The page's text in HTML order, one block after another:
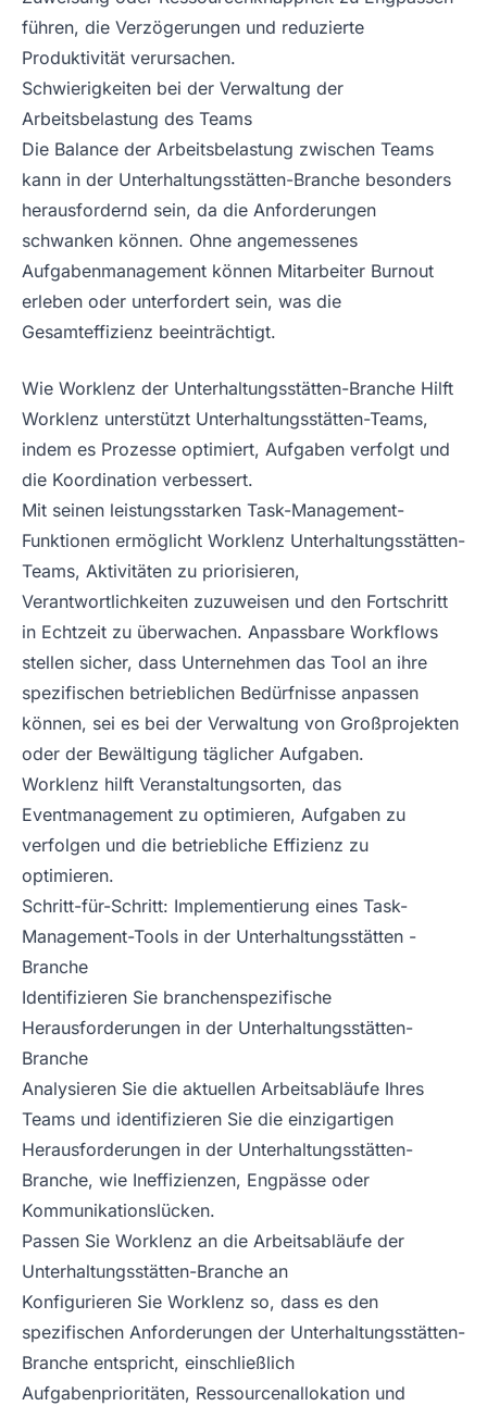
führen, die Verzögerungen und reduzierte
Produktivität verursachen.
Schwierigkeiten bei der Verwaltung der
Arbeitsbelastung des Teams
Die Balance der Arbeitsbelastung zwischen Teams
kann in der Unterhaltungsstätten-Branche besonders
herausfordernd sein, da die Anforderungen
schwanken können. Ohne angemessenes
Aufgabenmanagement können Mitarbeiter Burnout
erleben oder unterfordert sein, was die
Gesamteffizienz beeinträchtigt.
Wie Worklenz der Unterhaltungsstätten-Branche Hilft
Worklenz unterstützt Unterhaltungsstätten-Teams,
indem es Prozesse optimiert, Aufgaben verfolgt und
die Koordination verbessert.
Mit seinen leistungsstarken Task-Management-
Funktionen ermöglicht Worklenz Unterhaltungsstätten-
Teams, Aktivitäten zu priorisieren,
Verantwortlichkeiten zuzuweisen und den Fortschritt
in Echtzeit zu überwachen. Anpassbare Workflows
stellen sicher, dass Unternehmen das Tool an ihre
spezifischen betrieblichen Bedürfnisse anpassen
können, sei es bei der Verwaltung von Großprojekten
oder der Bewältigung täglicher Aufgaben.
Worklenz hilft Veranstaltungsorten, das
Eventmanagement zu optimieren, Aufgaben zu
verfolgen und die betriebliche Effizienz zu
optimieren.
Schritt-für-Schritt: Implementierung eines Task-
Management-Tools in der Unterhaltungsstätten -
Branche
Identifizieren Sie branchenspezifische
Herausforderungen in der Unterhaltungsstätten-
Branche
Analysieren Sie die aktuellen Arbeitsabläufe Ihres
Teams und identifizieren Sie die einzigartigen
Herausforderungen in der Unterhaltungsstätten-
Branche, wie Ineffizienzen, Engpässe oder
Kommunikationslücken.
Passen Sie Worklenz an die Arbeitsabläufe der
Unterhaltungsstätten-Branche an
Konfigurieren Sie Worklenz so, dass es den
spezifischen Anforderungen der Unterhaltungsstätten-
Branche entspricht, einschließlich
Aufgabenprioritäten, Ressourcenallokation und